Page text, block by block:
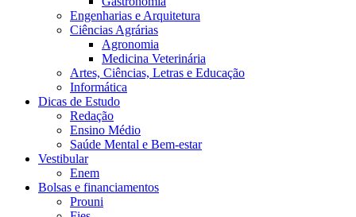
Engenharias e Arquitetura
Ciências Agrárias
Agronomia
Medicina Veterinária
Artes, Ciências, Letras e Educação
Informática
Dicas de Estudo
Redação
Ensino Médio
Saúde Mental e Bem-estar
Vestibular
Enem
Bolsas e financiamentos
Prouni